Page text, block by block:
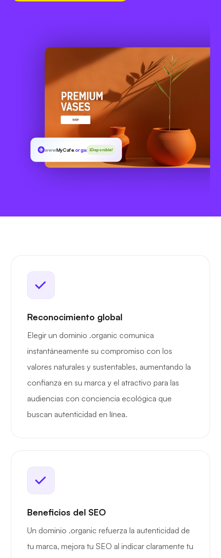
wwwMyCafe.organic¡Disponible!
Reconocimiento global
Elegir un dominio .organic comunica
instantáneamente su compromiso con los
valores naturales y sustentables, aumentando la
confianza en su marca y el atractivo para las
audiencias con conciencia ecológica que
buscan autenticidad en línea.
Beneficios del SEO
Un dominio .organic refuerza la autenticidad de
tu marca, mejora tu SEO al indicar claramente tu